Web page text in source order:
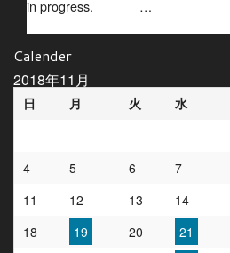
in progress. …
Calender
2018年11月
日 月 火 水
4
5 6 7
11
12 13 14
18
19 20 21